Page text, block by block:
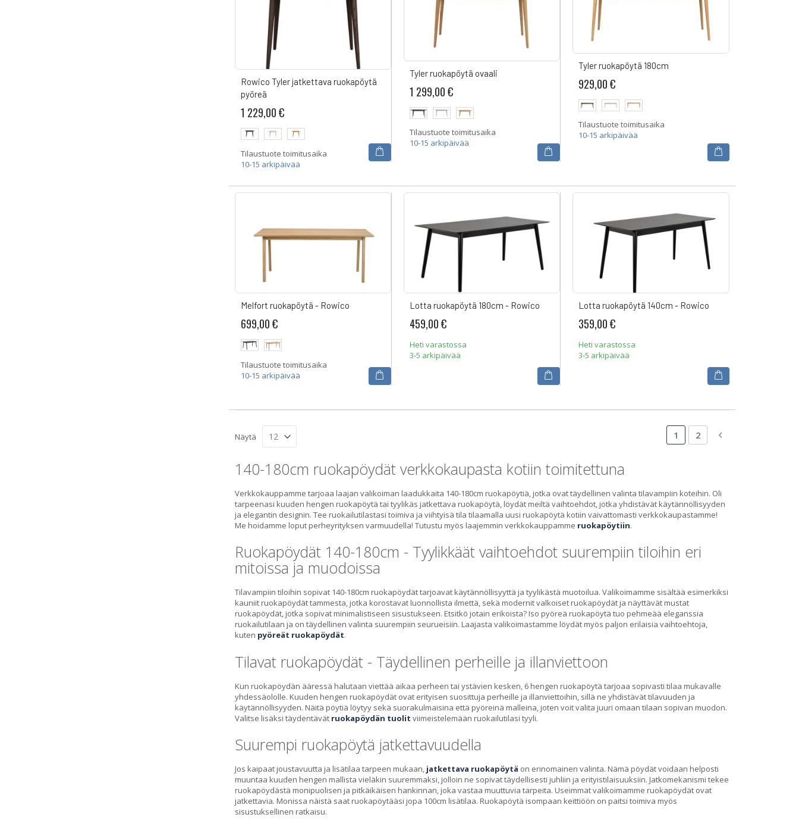
Rowico Tyler jatkettava ruokapöytä
pyöreä
1 229,00 €
Tilaustuote toimitusaika
10-15 arkipäivää
Tyler ruokapöytä ovaali
1 299,00 €
Tilaustuote toimitusaika
10-15 arkipäivää
Tyler ruokapöytä 180cm
929,00 €
Tilaustuote toimitusaika
10-15 arkipäivää
Melfort ruokapöytä - Rowico
699,00 €
Tilaustuote toimitusaika
10-15 arkipäivää
Lotta ruokapöytä 180cm - Rowico
459,00 €
Heti varastossa
3-5 arkipäivää
Lotta ruokapöytä 140cm - Rowico
359,00 €
Heti varastossa
3-5 arkipäivää
SivuLuet tällä hetkellä sivua
1 Sivu
2 Sivu
Siirry
Näytä
140-180cm ruokapöydät verkkokaupasta kotiin toimitettuna
Verkkokauppamme tarjoaa laajan valikoiman laadukkaita 140-180cm ruokapöytiä, jotka ovat täydellinen valinta tilavampiin koteihin. Oli
tarpeenasi kuuden hengen ruokapöytä tai tyylikäs jatkettava ruokapöytä, löydät meiltä vaihtoehdot, jotka yhdistävät käytännöllisyyden
ja elegantin designin. Tee ruokailutilastasi toimiva ja viihtyisä tila tilaamalla uusi ruokapöytä kotiin vaivattomasti verkkokaupastamme!
Me hoidamme loput perheyrityksen varmuudella! Tutustu myös laajemmin verkkokauppamme ruokapöytiin.
Ruokapöydät 140-180cm - Tyylikkäät vaihtoehdot suurempiin tiloihin eri
mitoissa ja muodoissa
Tilavampiin tiloihin sopivat 140-180cm ruokapöydät tarjoavat käytännöllisyyttä ja tyylikästä muotoilua. Valikoimamme sisältää esimerkiksi
kauniit ruokapöydät tammesta, jotka korostavat luonnollista ilmettä, sekä modernit valkoiset ruokapöydät ja näyttävät mustat
ruokapöydät, jotka sopivat minimalistiseen sisustukseen. Etsitkö jotain erikoista? Iso pyöreä ruokapöytä tuo pehmeää eleganssia
ruokailutilaan ja on täydellinen valinta suurempiin seurueisiin. Laajasta valikoimastamme löydät myös paljon erilaisia vaihtoehtoja,
kuten pyöreät ruokapöydät.
Tilavat ruokapöydät - Täydellinen perheille ja illanviettoon
Kun ruokapöydän ääressä halutaan viettää aikaa perheen tai ystävien kesken, 6 hengen ruokapöytä tarjoaa sopivasti tilaa mukavalle
yhdessäololle. Kuuden hengen ruokapöydät ovat erityisen suosittuja perheille ja illanviettoihin, sillä ne yhdistävät tilavuuden ja
käytännöllisyyden. Näitä pöytiä löytyy sekä suorakulmaisina että pyöreinä malleina, joten voit valita juuri omaan tilaan sopivan muodon.
Valitse lisäksi täydentävät ruokapöydän tuolit viimeistelemään ruokailutilasi tyyli.
Suurempi ruokapöytä jatkettavuudella
Jos kaipaat joustavuutta ja lisätilaa tarpeen mukaan, jatkettava ruokapöytä on erinomainen valinta. Nämä pöydät voidaan helposti
muuntaa kuuden hengen mallista vieläkin suuremmaksi, jolloin ne sopivat täydellisesti juhliin ja erityistilaisuuksiin. Jatkomekanismi tekee
ruokapöydästä monipuolisen ja pitkäikäisen hankinnan, joka vastaa muuttuvia tarpeita. Useimmat valikoimamme ruokapöydät ovat
jatkettavia. Monissa näistä saat ruokapöytääsi jopa 100cm lisätilaa. Ruokapöytä isompaan keittiöön on paitsi toimiva myös
sisustuksellinen ratkaisu.